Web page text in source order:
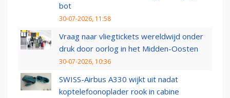
bot
30-07-2026, 11:58
Vraag naar vliegtickets wereldwijd onder
druk door oorlog in het Midden-Oosten
30-07-2026, 10:36
SWISS-Airbus A330 wijkt uit nadat
koptelefoonoplader rook in cabine